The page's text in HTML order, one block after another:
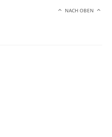
NACH OBEN